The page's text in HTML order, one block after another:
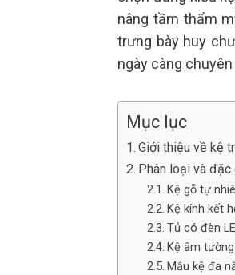
nâng tầm thẩm
trưng bày huy
ngày càng
Mục lục
Giới thiệu về kệ
Phân loại và
Kệ gỗ tự
Kệ kính kết
Tủ có đèn
Kệ âm
Mẫu kệ đa